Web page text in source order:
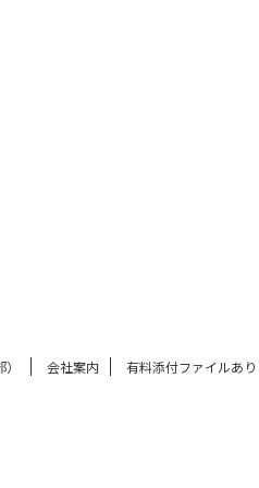
会社案内 有料添付ファイルあり